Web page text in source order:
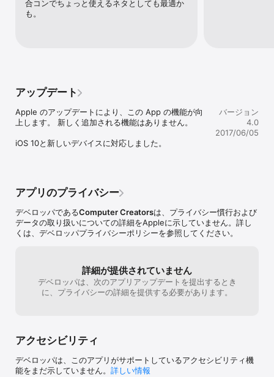
合コンでちょっと使えるネタとしても最適か
も。
アップデート
Apple のアップデートにより、この App の機能が向
上します。 新しく追加される機能はありません。
iOS 10と新しいデバイスに対応しました。
バージョン
4.0
2017/06/05
アプリのプライバシー
デベロッパであるComputer Creatorsは、プライバシー慣行および
データの取り扱いについての詳細をAppleに示していません。詳し
くは、デベロッパプライバシーポリシーを参照してください。
詳細が提供されていません
デベロッパは、次のアプリアップデートを提出するとき
に、プライバシーの詳細を提供する必要があります。
アクセシビリティ
デベロッパは、このアプリがサポートしているアクセシビリティ機
能をまだ示していません。 詳しい情報